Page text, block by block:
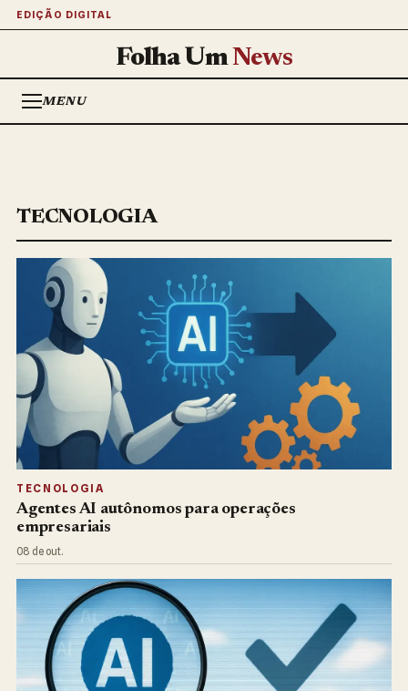
EDIÇÃO DIGITAL
Folha UmNews
MENU
TECNOLOGIA
TECNOLOGIA
Agentes AI autônomos para operações
empresariais
08 de out.